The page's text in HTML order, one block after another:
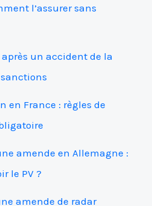
l’assurer sans
un accident de la
en France : règles de
amende en Allemagne :
le PV ?
amende de radar